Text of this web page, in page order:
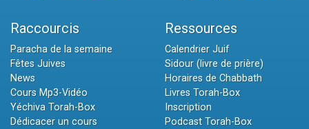
Raccourcis
Paracha de la semaine
Fêtes Juives
News
Cours Mp3-Vidéo
Yéchiva Torah-Box
Dédicacer un cours
Ressources
Calendrier Juif
Sidour (livre de prière)
Horaires de Chabbath
Livres Torah-Box
Inscription
Podcast Torah-Box